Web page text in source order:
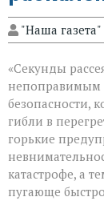
"Наша газета"
«Секунды
непоправимым
безопасности,
гибли в
горькие
катастрофе, а
пугающе